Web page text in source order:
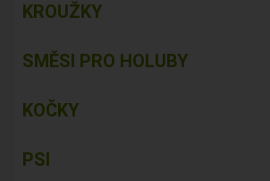
KROUŽKY
SMĚSI PRO HOLUBY
KOČKY
PSI